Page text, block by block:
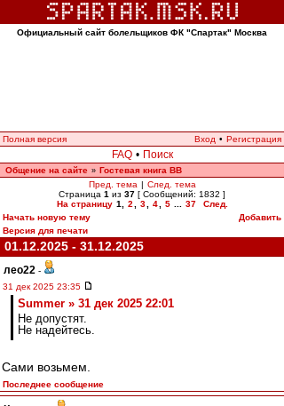
Официальный сайт болельщиков ФК "Спартак" Москва
Полная версия Вход • Регистрация
FAQ • Поиск
Общение на сайте » Гостевая книга ВВ
Пред. тема | След. тема
Страница 1 из 37 [ Сообщений: 1832 ]
На страницу 1 2 3 4 5 37
След.
Начать новую тему
Добавить
Версия для печати
01.12.2025 - 31.12.2025
лео22 -
31 дек 2025 23:35
Summer » 31 дек 2025 22:01
Не допустят.
Не надейтесь.
Сами возьмем.
Последнее сообщение